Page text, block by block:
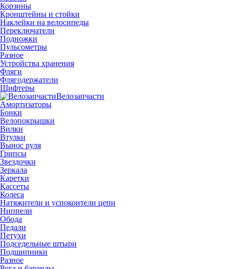
Корзины
Кронштейны и стойки
Наклейки на велосипеды
Переключатели
Подножки
Пульсометры
Разное
Устройства хранения
Фляги
Флягодержатели
Шифтеры
Велозапчасти
Амортизаторы
Бонки
Велопокрышки
Вилки
Втулки
Вынос руля
Грипсы
Звездочки
Зеркала
Каретки
Кассеты
Колеса
Натяжители и успокоители цепи
Ниппели
Обода
Педали
Петухи
Подседельные штыри
Подшипники
Разное